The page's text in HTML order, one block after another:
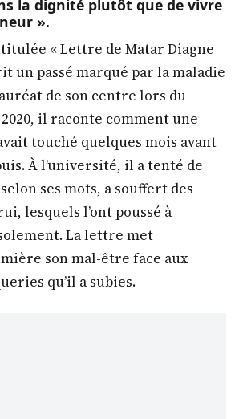
la dignité plutôt que de vivre
».
« Lettre de Matar Diagne
un passé marqué par la maladie
de son centre lors du
il raconte comment une
touché quelques mois avant
À l’université, il a tenté de
ses mots, a souffert des
lesquels l’ont poussé à
La lettre met
son mal-être face aux
qu’il a subies.